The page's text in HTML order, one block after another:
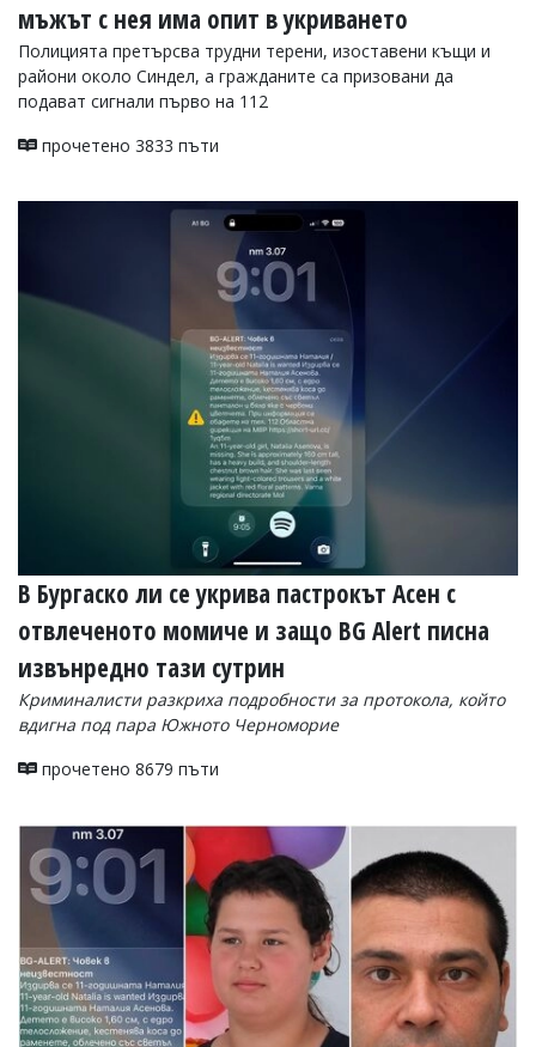
мъжът с нея има опит в укриването
Полицията претърсва трудни терени, изоставени къщи и
райони около Синдел, а гражданите са призовани да
подават сигнали първо на 112
прочетено 3833 пъти
В Бургаско ли се укрива пастрокът Асен с
отвлеченото момиче и защо BG Alert писна
извънредно тази сутрин
Криминалисти разкриха подробности за протокола, който
вдигна под пара Южното Черноморие
прочетено 8679 пъти